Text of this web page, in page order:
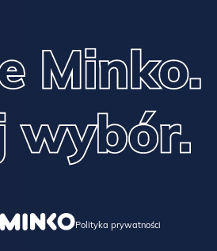
Polityka prywatności